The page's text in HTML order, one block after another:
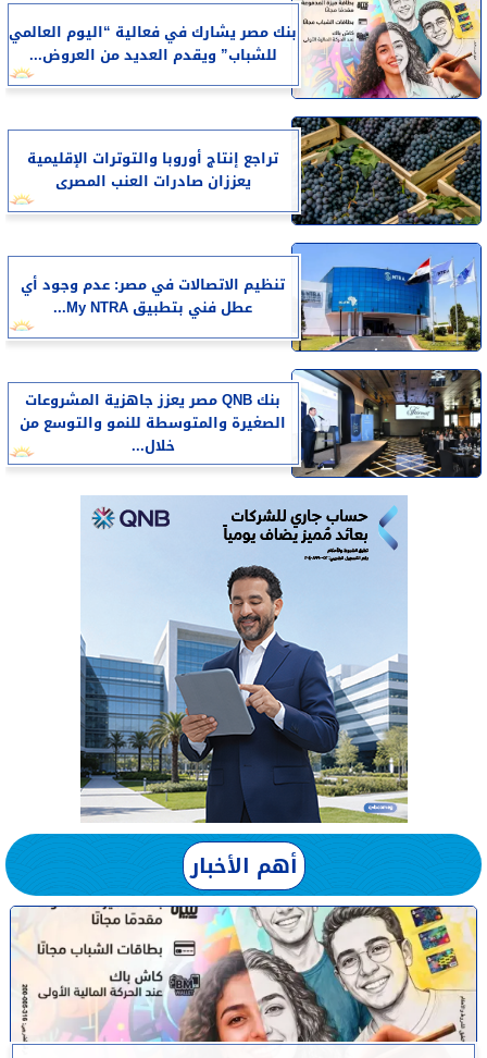
بنك مصر يشارك في فعالية “اليوم العالمي
للشباب” ويقدم العديد من العروض...
تراجع إنتاج أوروبا والتوترات الإقليمية
يعززان صادرات العنب المصرى
تنظيم الاتصالات في مصر: عدم وجود أي
عطل فني بتطبيق My NTRA...
بنك QNB مصر يعزز جاهزية المشروعات
الصغيرة والمتوسطة للنمو والتوسع من
خلال...
أهم الأخبار